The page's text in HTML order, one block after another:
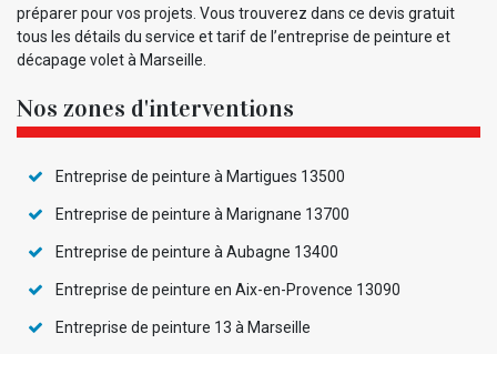
préparer pour vos projets. Vous trouverez dans ce devis gratuit
tous les détails du service et tarif de l’entreprise de peinture et
décapage volet à Marseille.
Nos zones d'interventions
Entreprise de peinture à Martigues 13500
Entreprise de peinture à Marignane 13700
Entreprise de peinture à Aubagne 13400
Entreprise de peinture en Aix-en-Provence 13090
Entreprise de peinture 13 à Marseille